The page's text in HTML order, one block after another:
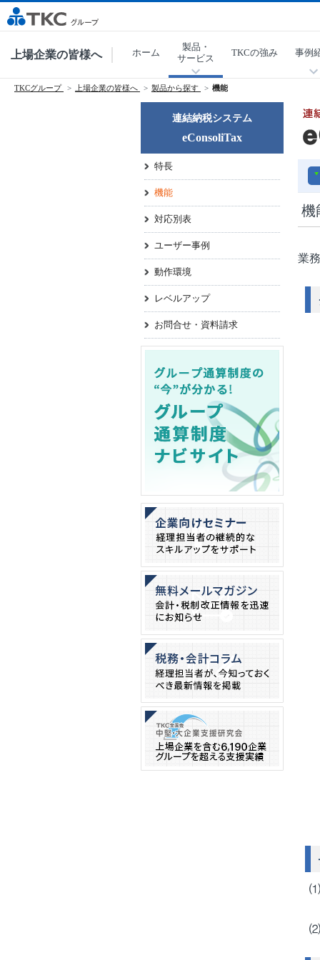
上場企業の皆様へ ホーム
製品・
サービス
TKCの強み 事例
TKCグループ 上場企業の皆様へ 製品から探す 機能
連結納税システム
eConsoliTax
特長
機能
対応別表
ユーザー事例
動作環境
レベルアップ
お問合せ・資料請求
機
業